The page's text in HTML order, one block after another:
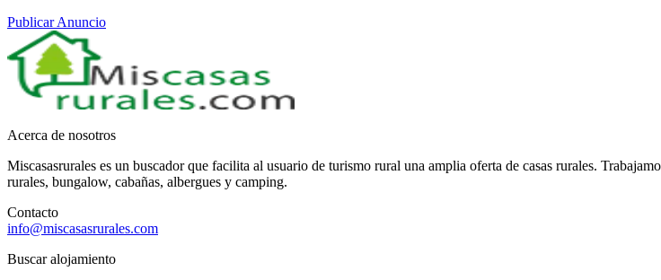
Publicar Anuncio
Acerca de nosotros
Miscasasrurales es un buscador que facilita al usuario de turismo rural una amplia oferta de casas rurales.
rurales, bungalow, cabañas, albergues y camping.
Contacto
info@miscasasrurales.com
Buscar alojamiento